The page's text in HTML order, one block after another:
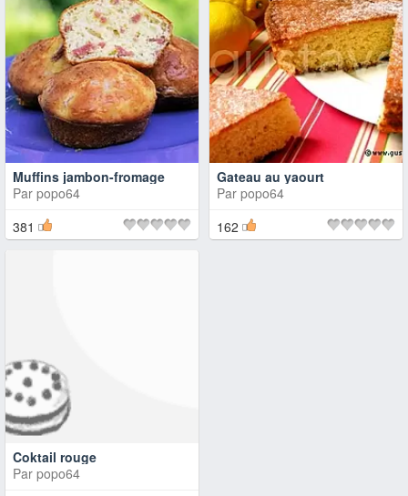
Muffins jambon-fromage
Par popo64
381
Gateau au yaourt
Par popo64
162
Coktail rouge
Par popo64